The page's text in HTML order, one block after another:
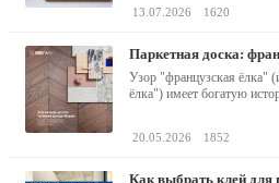
13.07.2026 1620
паркетная доска:
Узор "французская ёлка"
ёлка") имеет богатую
20.05.2026 1852
как выбрать клей для паркета или паркетной